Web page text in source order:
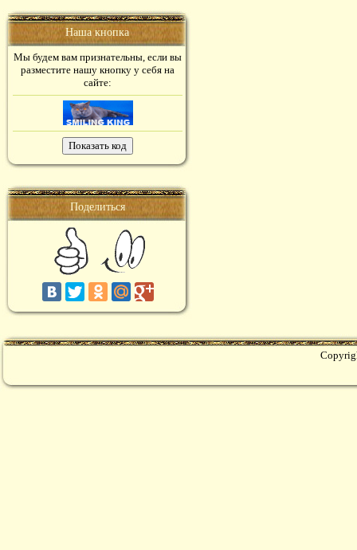
Наша кнопка
Мы будем вам признательны, если вы
разместите нашу кнопку у себя на
сайте:
Поделиться